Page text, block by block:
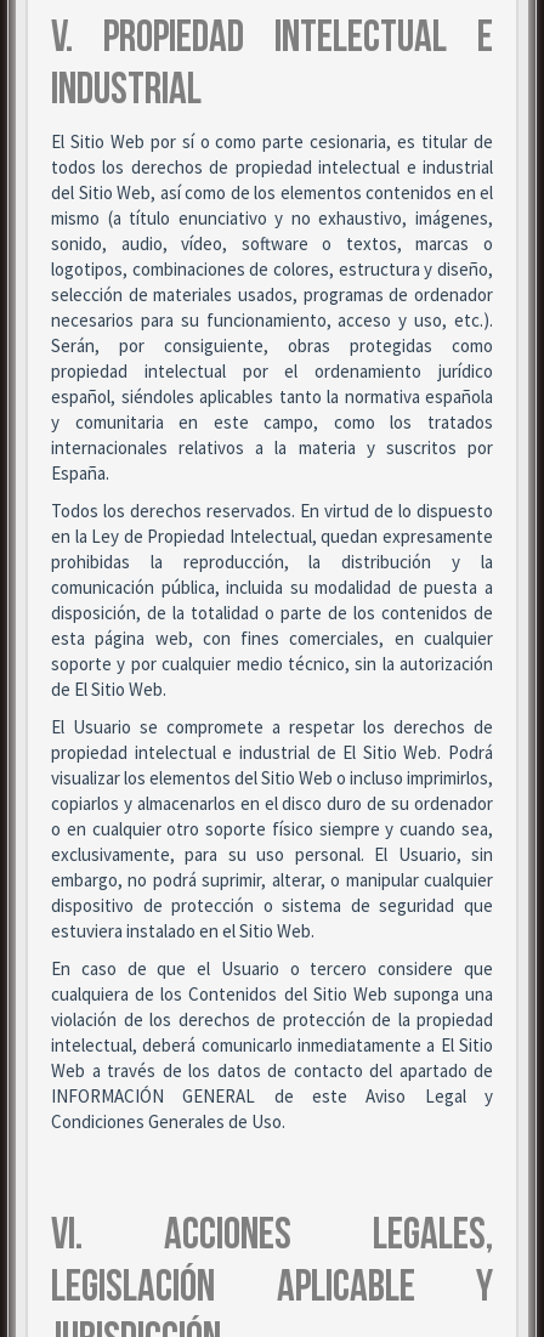
V. PROPIEDAD INTELECTUAL E
INDUSTRIAL
El Sitio Web por sí o como parte cesionaria, es titular de
todos los derechos de propiedad intelectual e industrial
del Sitio Web, así como de los elementos contenidos en el
mismo (a título enunciativo y no exhaustivo, imágenes,
sonido, audio, vídeo, software o textos, marcas o
logotipos, combinaciones de colores, estructura y diseño,
selección de materiales usados, programas de ordenador
necesarios para su funcionamiento, acceso y uso, etc.).
Serán, por consiguiente, obras protegidas como
propiedad intelectual por el ordenamiento jurídico
español, siéndoles aplicables tanto la normativa española
y comunitaria en este campo, como los tratados
internacionales relativos a la materia y suscritos por
España.
Todos los derechos reservados. En virtud de lo dispuesto
en la Ley de Propiedad Intelectual, quedan expresamente
prohibidas la reproducción, la distribución y la
comunicación pública, incluida su modalidad de puesta a
disposición, de la totalidad o parte de los contenidos de
esta página web, con fines comerciales, en cualquier
soporte y por cualquier medio técnico, sin la autorización
de El Sitio Web.
El Usuario se compromete a respetar los derechos de
propiedad intelectual e industrial de El Sitio Web. Podrá
visualizar los elementos del Sitio Web o incluso imprimirlos,
copiarlos y almacenarlos en el disco duro de su ordenador
o en cualquier otro soporte físico siempre y cuando sea,
exclusivamente, para su uso personal. El Usuario, sin
embargo, no podrá suprimir, alterar, o manipular cualquier
dispositivo de protección o sistema de seguridad que
estuviera instalado en el Sitio Web.
En caso de que el Usuario o tercero considere que
cualquiera de los Contenidos del Sitio Web suponga una
violación de los derechos de protección de la propiedad
intelectual, deberá comunicarlo inmediatamente a El Sitio
Web a través de los datos de contacto del apartado de
INFORMACIÓN GENERAL de este Aviso Legal y
Condiciones Generales de Uso.
VI. ACCIONES LEGALES,
LEGISLACIÓN APLICABLE Y